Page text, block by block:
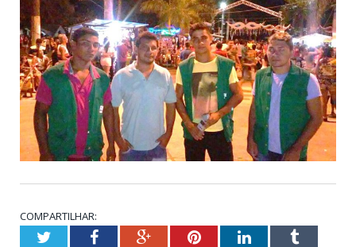
COMPARTILHAR:
TwitterFacebookGoogle+PinterestLinkedInTumblr